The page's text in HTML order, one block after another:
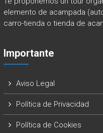
elemento de acampada
carro-tienda o tienda de
Importante
Aviso Legal
Política de Privacidad
Política de Cookies